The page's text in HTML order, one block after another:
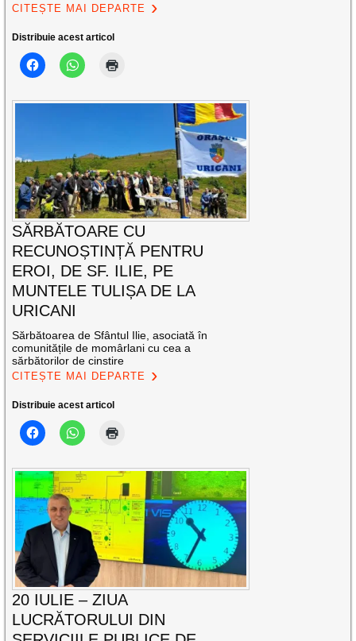
CITEȘTE MAI DEPARTE
Distribuie acest articol
SĂRBĂTOARE CU
RECUNOȘTINȚĂ PENTRU
EROI, DE SF. ILIE, PE
MUNTELE TULIȘA DE LA
URICANI
Sărbătoarea de Sfântul Ilie, asociată în
comunitățile de momârlani cu cea a
sărbătorilor de cinstire
CITEȘTE MAI DEPARTE
Distribuie acest articol
20 IULIE – ZIUA
LUCRĂTORULUI DIN